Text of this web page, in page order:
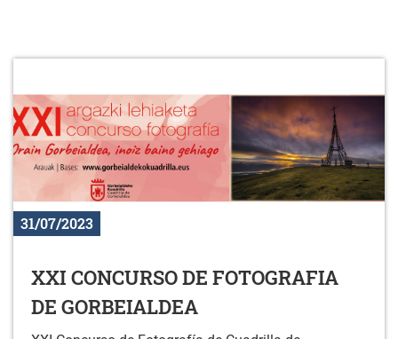
31/07/2023
XXI CONCURSO DE FOTOGRAFIA
DE GORBEIALDEA